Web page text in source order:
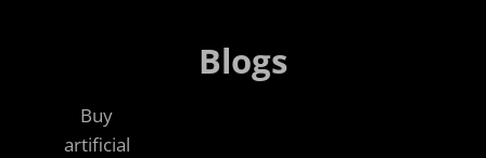
Blogs
Buy
artificial